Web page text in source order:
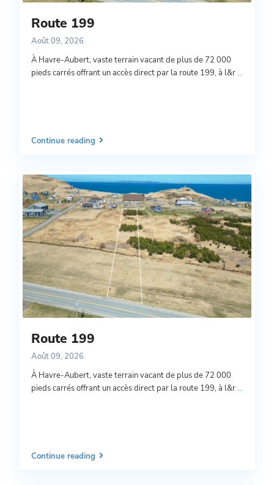
Route 199
Août 09, 2026
À Havre-Aubert, vaste terrain vacant de plus de 72 000
pieds carrés offrant un accès direct par la route 199, à l&r...
Continue reading
Route 199
Août 09, 2026
À Havre-Aubert, vaste terrain vacant de plus de 72 000
pieds carrés offrant un accès direct par la route 199, à l&r...
Continue reading